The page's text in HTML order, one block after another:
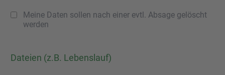
Meine Daten sollen nach einer evtl. Absage gelöscht
werden
Dateien (z.B. Lebenslauf)